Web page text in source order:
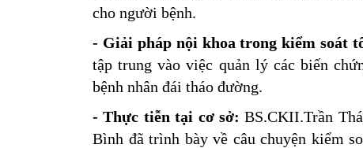
cho người bệnh.
- Giải pháp nội khoa trong kiểm soát
tập trung vào việc quản lý các biến
bệnh nhân đái tháo đường.
- Thực tiễn tại cơ sở: BS.CKII.Trần
Bình đã trình bày về câu chuyện kiểm